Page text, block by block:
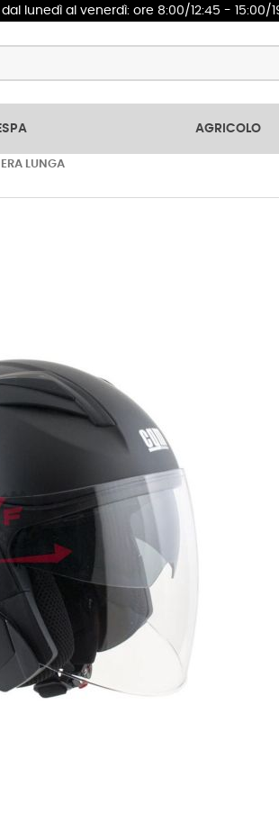
dal lunedì al venerdì: ore 8:00/12:45 - 15:00/
AGRICOLO
LUNGA